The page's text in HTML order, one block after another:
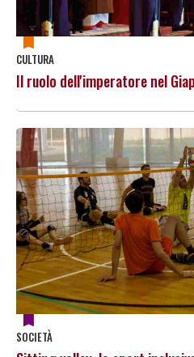
CULTURA
Il ruolo dell'imperatore nel
SOCIETÀ